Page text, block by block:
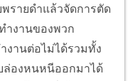
รายดำแล้วจัดการตัด
ำงานของพวก
งานต่อไม่ได้รวมทั้ง
ล่องหนหนีออกมาได้